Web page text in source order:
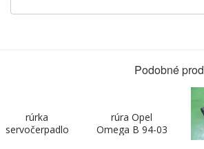
Podobné
rúrka
servočerpadlo
rúra Opel
Omega B 94-03